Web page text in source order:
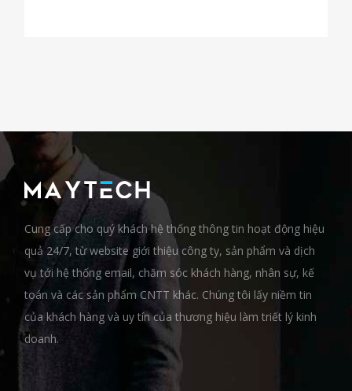
Cung cấp cho quý khách hệ thống thông tin hoạt động hiệu
quả 24/7, từ website giới thiệu công ty, sản phẩm và dịch
vụ tới hệ thống email, chăm sóc khách hàng, nhân sự, kế
toán và các sản phẩm CNTT khác. Chúng tôi lấy niềm tin
của khách hàng và uy tín của thương hiệu làm triết lý kinh
doanh.